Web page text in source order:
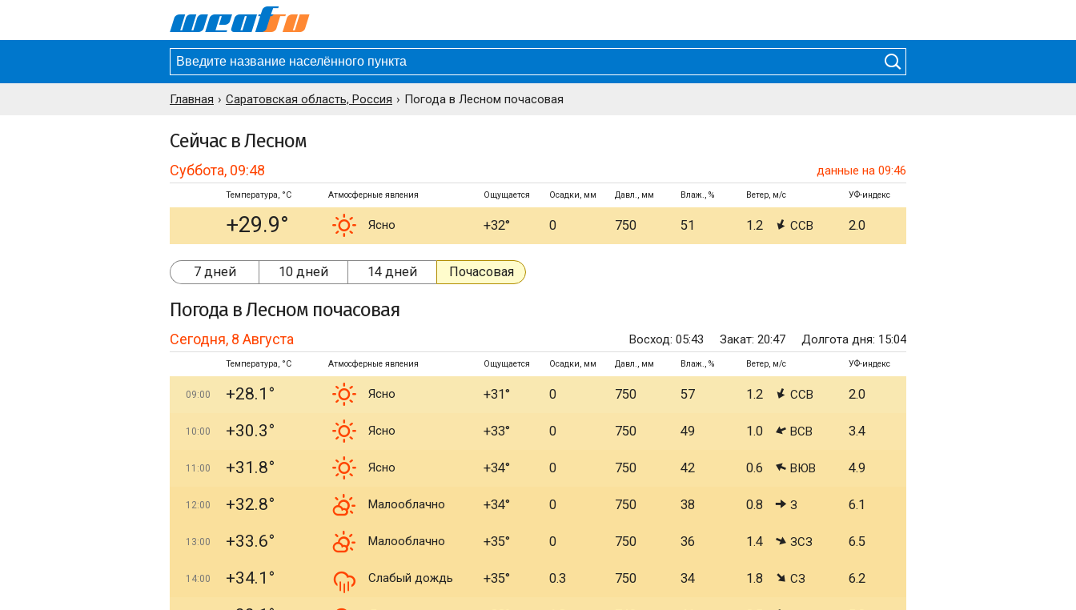
Главная Саратовская область, Россия Погода в Лесном почасовая
Сейчас в Лесном
Суббота, 09:48 данные на 09:46
Температура, °C Атмосферные явления Ощущается Осадки, мм Давл., мм Влаж., % Ветер, м/с УФ-индекс
+29.9° Ясно +32° 0 750 51 1.2 ССВ 2.0
7 дней 10 дней 14 дней Почасовая
Погода в Лесном почасовая
Сегодня, 8 Августа Восход: 05:43 Закат: 20:47 Долгота дня: 15:04
Температура, °C Атмосферные явления Ощущается Осадки, мм Давл., мм Влаж., % Ветер, м/с УФ-индекс
09:00 +28.1° Ясно +31° 0 750 57 1.2 ССВ 2.0
10:00 +30.3° Ясно +33° 0 750 49 1.0 ВСВ 3.4
11:00 +31.8° Ясно +34° 0 750 42 0.6 ВЮВ 4.9
12:00 +32.8° Малооблачно +34° 0 750 38 0.8 З 6.1
13:00 +33.6° Малооблачно +35° 0 750 36 1.4 ЗСЗ 6.5
14:00 +34.1° Слабый дождь +35° 0.3 750 34 1.8 СЗ 6.2